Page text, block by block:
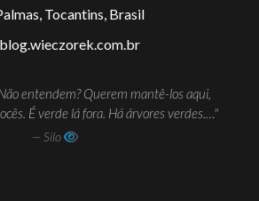
Tocantins, Brasil
blog.wieczorek.com.br
entendem? Querem mantê-los aqui,
É verde lá fora. Há árvores verdes.…
— Silo